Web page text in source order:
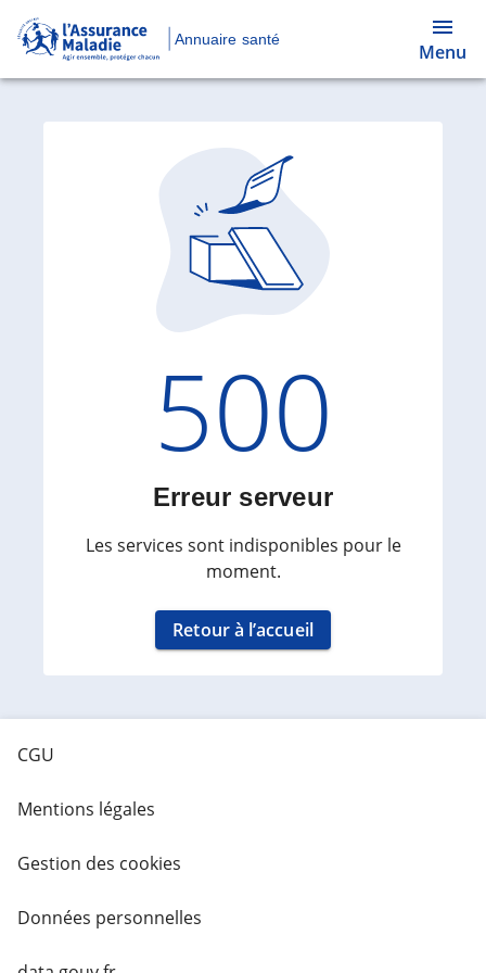
Annuaire santé
Menu
Code
500
Erreur serveur
Les services sont indisponibles pour le
moment.
Retour à l’accueil
CGU
Mentions légales
Gestion des cookies
Données personnelles